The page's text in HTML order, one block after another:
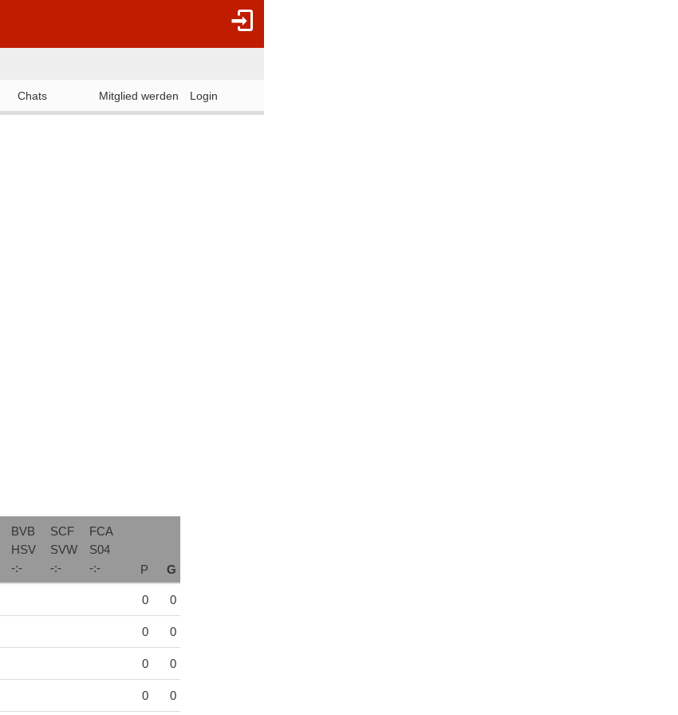
Chats Mitglied werden Login
BVB
HSV
-:-
SCF
SVW
-:-
FCA
S04
-:- P G
0 0
0 0
0 0
0 0